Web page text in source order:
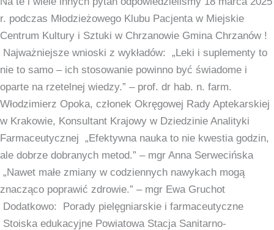
r. podczas Młodzieżowego Klubu Pacjenta w Miejskie
Centrum Kultury i Sztuki w Chrzanowie Gmina Chrzanów !
Najważniejsze wnioski z wykładów: „Leki i suplementy to
nie to samo – ich stosowanie powinno być świadome i
oparte na rzetelnej wiedzy.” – prof. dr hab. n. farm.
Włodzimierz Opoka, członek Okręgowej Rady Aptekarskiej
w Krakowie, Konsultant Krajowy w Dziedzinie Analityki
Farmaceutycznej „Efektywna nauka to nie kwestia godzin,
ale dobrze dobranych metod.” – mgr Anna Serwecińska
„Nawet małe zmiany w codziennych nawykach mogą
znacząco poprawić zdrowie.” – mgr Ewa Gruchot
Dodatkowo: Porady pielęgniarskie i farmaceutyczne
Stoiska edukacyjne Powiatowa Stacja Sanitarno-
odpowiedzieliśmy
18
marca
2025
r.
podczas
Młodzieżowego
Klubu
Pacjenta
w
Miejskie
Centrum
Kultury